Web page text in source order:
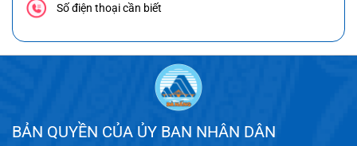
Số điện thoại cần biết
BẢN QUYỀN CỦA ỦY BAN NHÂN DÂN